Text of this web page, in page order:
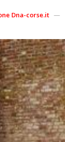
Dna-corse.it